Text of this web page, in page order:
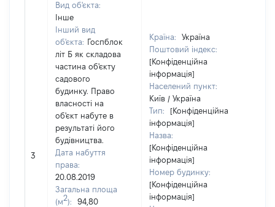
3
Вид об'єкта:
Інше
Інший вид
об'єкта: Госпблок
літ Б як складова
частина об'єкту
садового
будинку. Право
власності на
об'єкт набуте в
результаті його
будівництва.
Дата набуття
права:
20.08.2019
Загальна площа
(м2):
94,80
Країна:
Україна
Поштовий індекс:
[Конфіденційна
інформація]
Населений пункт:
Київ / Україна
Тип:
[Конфіденційна
інформація]
Назва:
[Конфіденційна
інформація]
Номер будинку:
[Конфіденційна
інформація]